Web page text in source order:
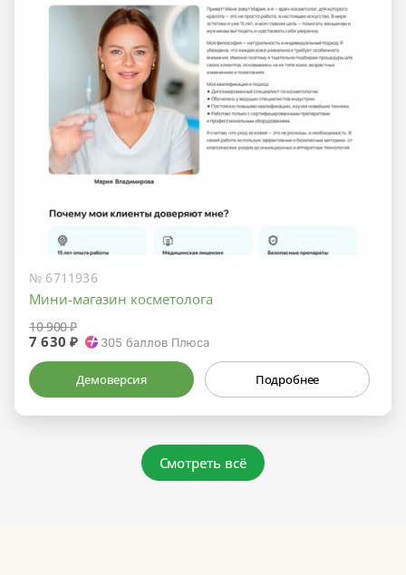
№ 6711936
Мини-магазин косметолога
10 900 ₽
7 630 ₽ 305 баллов Плюса
Демоверсия Подробнее
Смотреть всё